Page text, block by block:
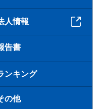
人情報
告書
ンキング
の他